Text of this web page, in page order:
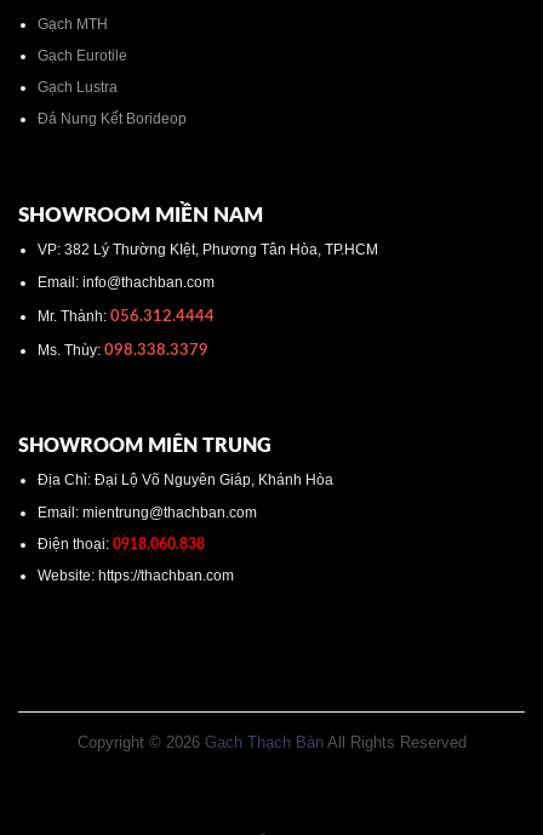
Gạch MTH
Gạch Eurotile
Gạch Lustra
Đá Nung Kết Borideop
SHOWROOM MIỀN NAM
VP: 382 Lý Thường KIệt, Phương Tân Hòa, TP.HCM
Email: info@thachban.com
Mr. Thành:056.312.4444
Ms. Thùy: 098.338.3379
SHOWROOM MIÊN TRUNG
Địa Chỉ: Đại Lộ Võ Nguyên Giáp, Khánh Hòa
Email: mientrung@thachban.com
Điện thoại: 0918.060.838
Website: https://thachban.com
Copyright © 2026 Gạch Thạch BànAll Rights Reserved